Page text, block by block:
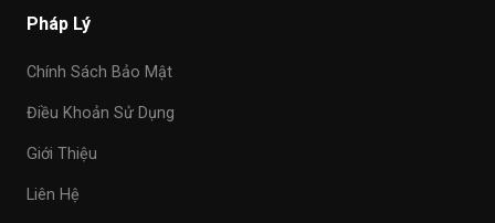
Pháp Lý
Chính Sách Bảo Mật
Điều Khoản Sử Dụng
Giới Thiệu
Liên Hệ